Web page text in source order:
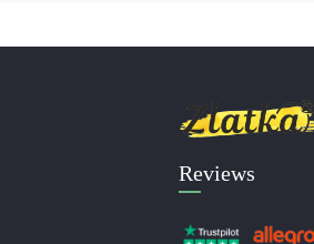
Reviews